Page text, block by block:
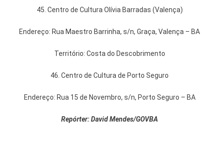
45. Centro de Cultura Olívia Barradas (Valença)
Endereço: Rua Maestro Barrinha, s/n, Graça, Valença – BA
Território: Costa do Descobrimento
46. Centro de Cultura de Porto Seguro
Endereço: Rua 15 de Novembro, s/n, Porto Seguro – BA
Repórter: David Mendes/GOVBA